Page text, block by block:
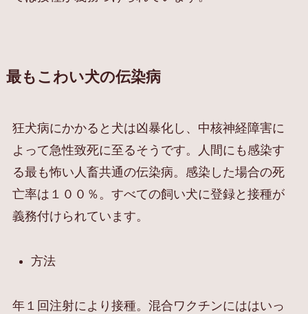
最もこわい犬の伝染病
狂犬病にかかると犬は凶暴化し、中核神経障害に
よって急性致死に至るそうです。人間にも感染す
る最も怖い人畜共通の伝染病。感染した場合の死
亡率は１００％。すべての飼い犬に登録と接種が
義務付けられています。
方法
年１回注射により接種。混合ワクチンにははいっ